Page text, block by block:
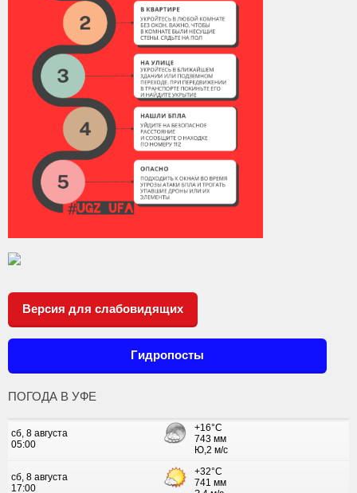
Версия для слабовидящих
Гидропосты
ПОГОДА В УФЕ